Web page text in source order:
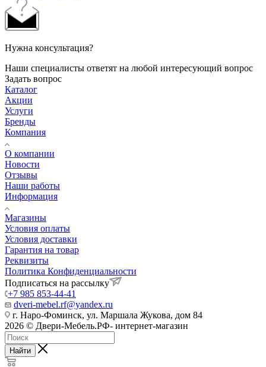
Нужна консультация?
Наши специалисты ответят на любой интересующий вопрос
Задать вопрос
Каталог
Акции
Услуги
Бренды
Компания
О компании
Новости
Отзывы
Наши работы
Информация
Магазины
Условия оплаты
Условия доставки
Гарантия на товар
Реквизиты
Политика Конфиденциальности
Подписаться на рассылку
+7 985 853-44-41
dveri-mebel.rf@yandex.ru
г. Наро-Фоминск, ул. Маршала Жукова, дом 84
2026 © Двери-Мебель.РФ- интернет-магазин
Найти